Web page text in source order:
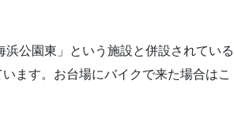
公園東」という施設と併設されている
ます。お台場にバイクで来た場合はこ